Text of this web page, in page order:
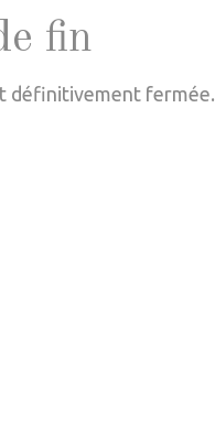
fin
définitivement fermée.